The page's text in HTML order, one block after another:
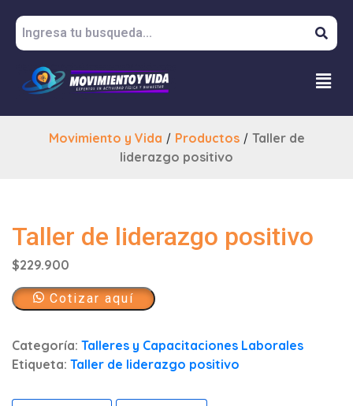
Movimiento y Vida / Productos/ Taller de
liderazgo positivo
Taller de liderazgo positivo
$229.900
Cotizar aquí
Categoría: Talleres y Capacitaciones Laborales
Etiqueta: Taller de liderazgo positivo